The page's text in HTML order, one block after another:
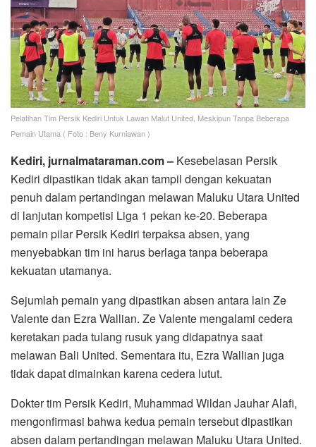
Pelatihan Tim Persik Kediri Untuk Lawan Malut United, Meskipun Tanpa Beberapa
Pemain Utama ( Foto : Beny Kurniawan )
Kediri, jurnalmataraman.com – Kesebelasan Persik
Kediri dipastikan tidak akan tampil dengan kekuatan
penuh dalam pertandingan melawan Maluku Utara United
di lanjutan kompetisi Liga 1 pekan ke-20. Beberapa
pemain pilar Persik Kediri terpaksa absen, yang
menyebabkan tim ini harus berlaga tanpa beberapa
kekuatan utamanya.
Sejumlah pemain yang dipastikan absen antara lain Ze
Valente dan Ezra Wallian. Ze Valente mengalami cedera
keretakan pada tulang rusuk yang didapatnya saat
melawan Bali United. Sementara itu, Ezra Wallian juga
tidak dapat dimainkan karena cedera lutut.
Dokter tim Persik Kediri, Muhammad Wildan Jauhar Alafi,
mengonfirmasi bahwa kedua pemain tersebut dipastikan
absen dalam pertandingan melawan Maluku Utara United.